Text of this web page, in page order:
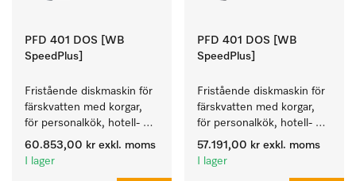
PFD 401 DOS [WB
SpeedPlus]
Fristående diskmaskin för
färskvatten med korgar,
för personalkök, hotell-
och restaurang,
cateringföretag.
60.853,00 kr exkl. moms
I lager
PFD 401 DOS [WB
SpeedPlus]
Fristående diskmaskin för
färskvatten med korgar,
för personalkök, hotell-
och restaurang,
cateringföretag.
57.191,00 kr exkl. moms
I lager